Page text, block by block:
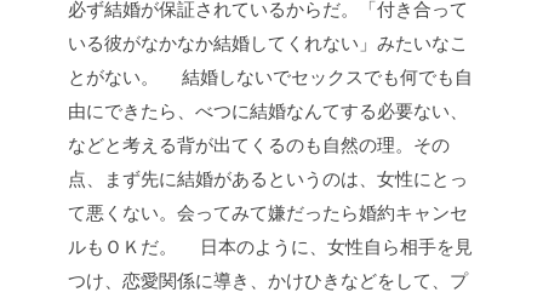
必ず結婚が保証されているからだ。「付き合って
いる彼がなかなか結婚してくれない」みたいなこ
とがない。
結婚しないでセックスでも何でも自
由にできたら、べつに結婚なんてする必要ない、
などと考える背が出てくるのも自然の理。その
点、まず先に結婚があるというのは、女性にとっ
て悪くない。会ってみて嫌だったら婚約キャンセ
ルもＯＫだ。
日本のように、女性自ら相手を見
つけ、恋愛関係に導き、かけひきなどをして、プ